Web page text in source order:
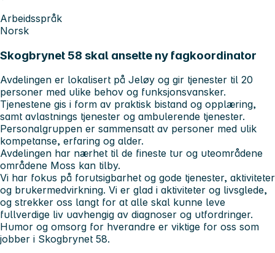
Arbeidsspråk
Norsk
Skogbrynet 58 skal ansette ny fagkoordinator
Avdelingen er lokalisert på Jeløy og gir tjenester til 20
personer med ulike behov og funksjonsvansker.
Tjenestene gis i form av praktisk bistand og opplæring,
samt avlastnings tjenester og ambulerende tjenester.
Personalgruppen er sammensatt av personer med ulik
kompetanse, erfaring og alder.
Avdelingen har nærhet til de fineste tur og uteområdene
områdene Moss kan tilby.
Vi har fokus på forutsigbarhet og gode tjenester, aktiviteter
og brukermedvirkning. Vi er glad i aktiviteter og livsglede,
og strekker oss langt for at alle skal kunne leve
fullverdige liv uavhengig av diagnoser og utfordringer.
Humor og omsorg for hverandre er viktige for oss som
jobber i Skogbrynet 58.